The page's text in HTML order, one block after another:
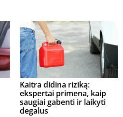
Kaitra didina riziką:
ekspertai primena, kaip
saugiai gabenti ir laikyti
degalus